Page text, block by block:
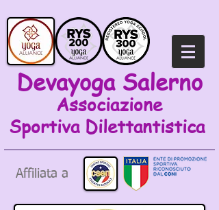
Devayoga Salerno
Associazione
Sportiva Dilettantistica
Affiliata a